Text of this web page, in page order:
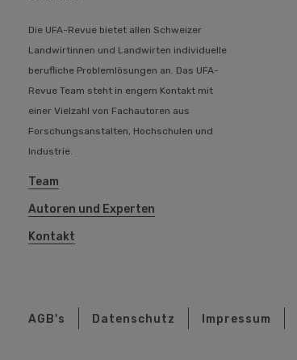
Die UFA-Revue bietet allen Schweizer
Landwirtinnen und Landwirten individuelle
berufliche Problemlösungen an. Das UFA-
Revue Team steht in engem Kontakt mit
einer Vielzahl von Fachautoren aus
Forschungsanstalten, Hochschulen und
Industrie.
Team
Autoren und Experten
Kontakt
AGB's Datenschutz Impressum